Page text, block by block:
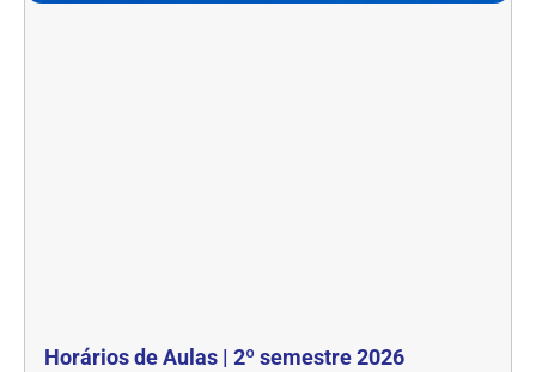
Horários de Aulas | 2º semestre 2026